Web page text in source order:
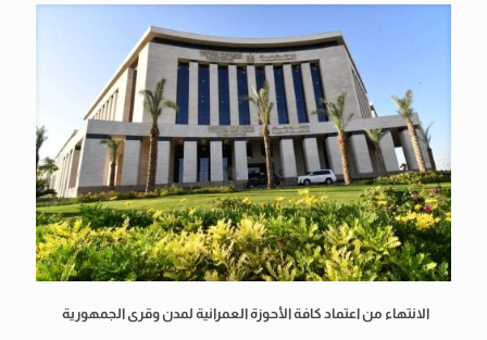
الانتهاء من اعتماد كافة الأحوزة العمرانية لمدن وقرى الجمهورية